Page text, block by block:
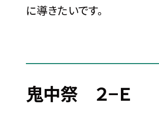
に導きたいです。
鬼中祭 ２−Ｅ